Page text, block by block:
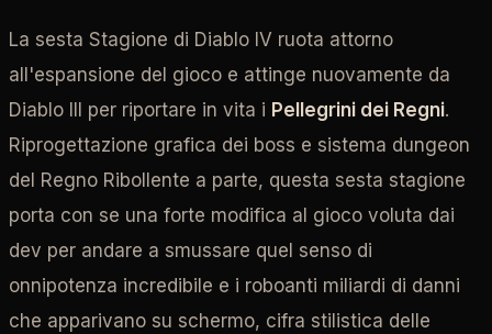
La sesta Stagione di Diablo IV ruota attorno
all'espansione del gioco e attinge nuovamente da
Diablo III per riportare in vita i Pellegrini dei Regni.
Riprogettazione grafica dei boss e sistema dungeon
del Regno Ribollente a parte, questa sesta stagione
porta con se una forte modifica al gioco voluta dai
dev per andare a smussare quel senso di
onnipotenza incredibile e i roboanti miliardi di danni
che apparivano su schermo, cifra stilistica delle